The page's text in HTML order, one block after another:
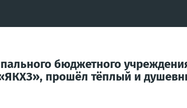
бюджетного
прошёл тёплый и